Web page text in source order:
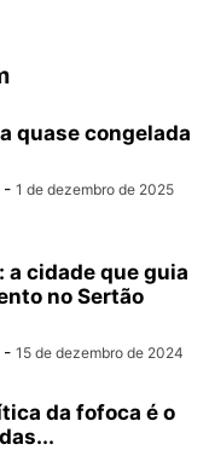
quase congelada
- 1 de dezembro de 2025
a cidade que guia
no Sertão
- 15 de dezembro de 2024
da fofoca é o